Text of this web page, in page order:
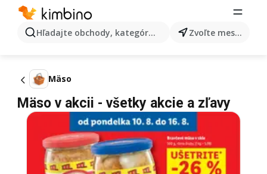
Hľadajte obchody, kategórie, produkty... Zvoľte mesto
Mäso
Mäso v akcii - všetky akcie a zľavy